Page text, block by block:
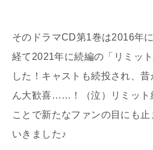
そのドラマCD第1巻は2016年
経て2021年に続編の「リミッ
した！キャストも続投され、
ん大歓喜……！（泣）リミット
ことで新たなファンの目にも
いきました♪